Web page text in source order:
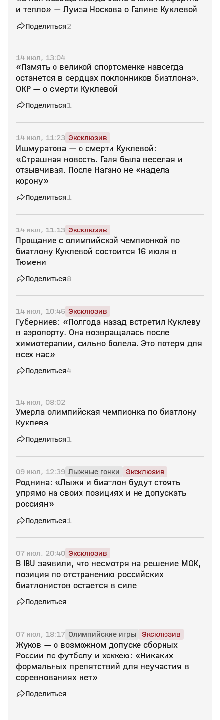
и тепло» — Луиза Носкова о Галине Куклевой
Поделиться2
14 июл, 13:04
«Память о великой спортсменке навсегда
останется в сердцах поклонников биатлона».
ОКР — о смерти Куклевой
Поделиться1
14 июл, 11:23 Эксклюзив
Ишмуратова — о смерти Куклевой:
«Страшная новость. Галя была веселая и
отзывчивая. После Нагано не «надела
корону»
Поделиться1
14 июл, 11:13 Эксклюзив
Прощание с олимпийской чемпионкой по
биатлону Куклевой состоится 16 июля в
Тюмени
Поделиться8
14 июл, 10:45 Эксклюзив
Губерниев: «Полгода назад встретил Куклеву
в аэропорту. Она возвращалась после
химиотерапии, сильно болела. Это потеря для
всех нас»
Поделиться4
14 июл, 08:02
Умерла олимпийская чемпионка по биатлону
Куклева
Поделиться1
09 июл, 12:39 Лыжные гонки Эксклюзив
Роднина: «Лыжи и биатлон будут стоять
упрямо на своих позициях и не допускать
россиян»
Поделиться1
07 июл, 20:40 Эксклюзив
В IBU заявили, что несмотря на решение МОК,
позиция по отстранению российских
биатлонистов остается в силе
Поделиться
07 июл, 18:17 Олимпийские игры Эксклюзив
Жуков — о возможном допуске сборных
России по футболу и хоккею: «Никаких
формальных препятствий для неучастия в
соревнованиях нет»
Поделиться